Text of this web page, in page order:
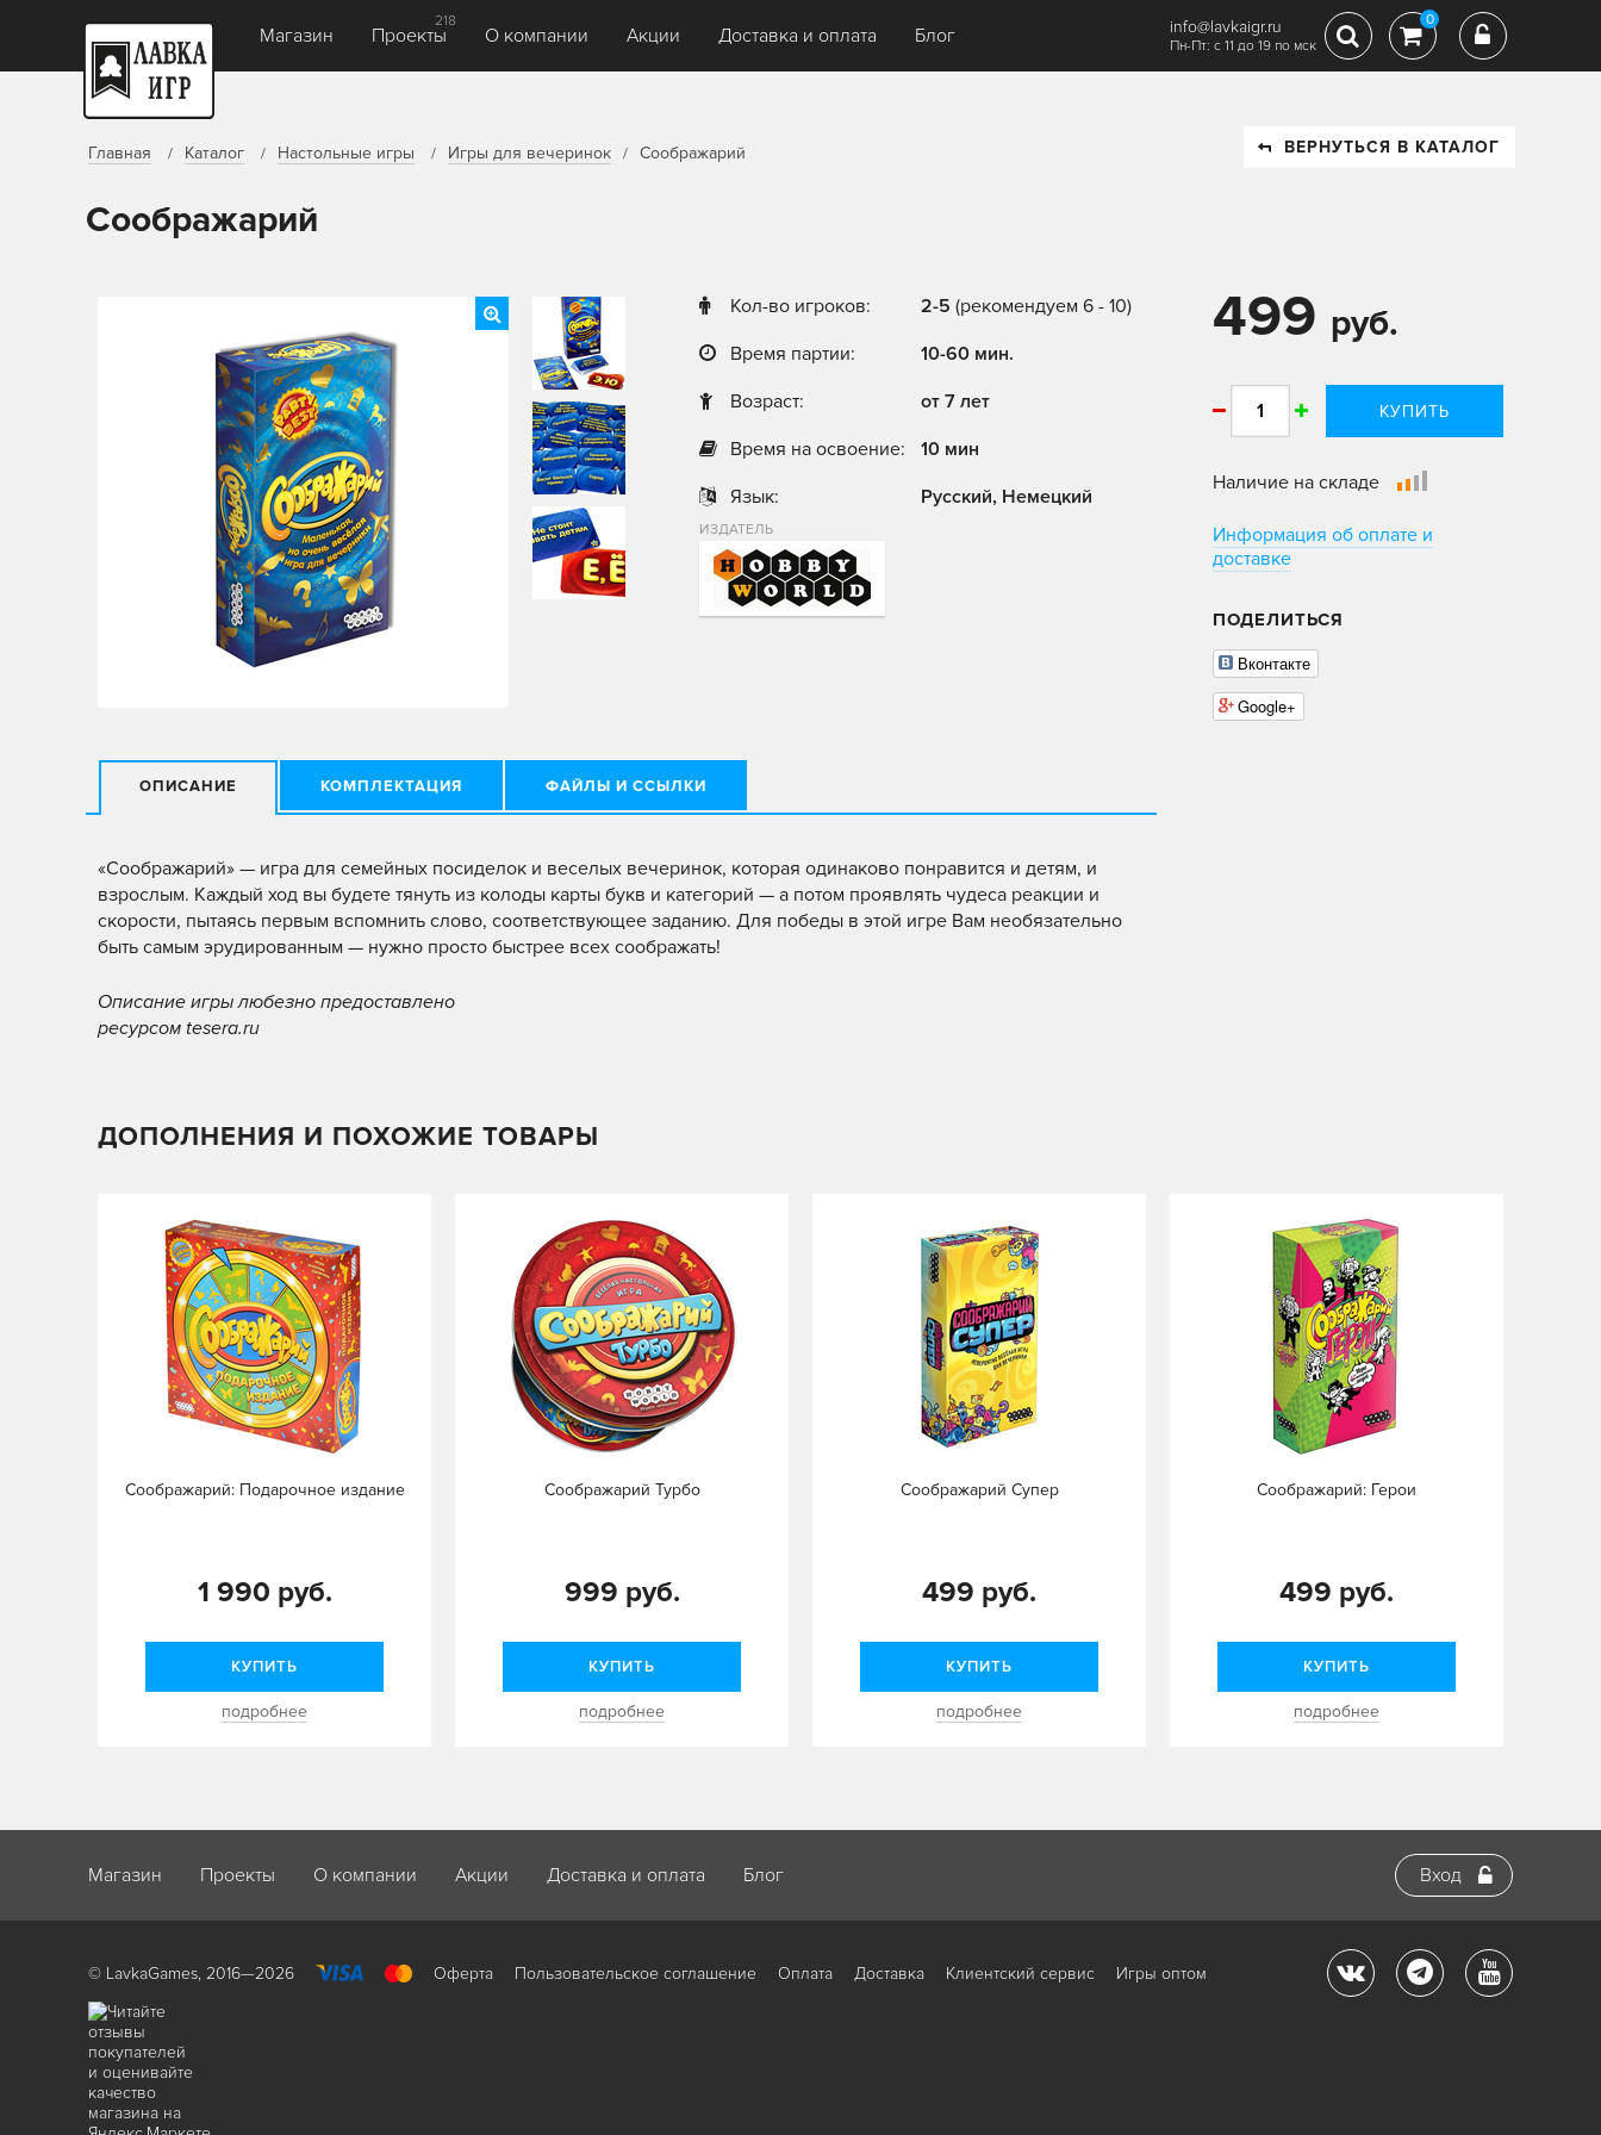
Магазин Проекты
218
О компании Акции Доставка и оплата Блог info@lavkaigr.ru
Пн-Пт: с 11 до 19 по мск
0
Главная Каталог Настольные игры Игры для вечеринок Соображарий ВЕРНУТЬСЯ В КАТАЛОГ
Соображарий
Кол-во игроков: 2-5 (рекомендуем 6 - 10)
Время партии:
10-60 мин.
Возраст:
от 7 лет
Время на освоение:
10 мин
Язык:
Русский, Немецкий
ИЗДАТЕЛЬ
ОПИСАНИЕ КОМПЛЕКТАЦИЯ ФАЙЛЫ И ССЫЛКИ
«Соображарий» — игра для семейных посиделок и веселых вечеринок, которая одинаково понравится и детям, и
взрослым. Каждый ход вы будете тянуть из колоды карты букв и категорий — а потом проявлять чудеса реакции и
скорости, пытаясь первым вспомнить слово, соответствующее заданию. Для победы в этой игре Вам необязательно
быть самым эрудированным — нужно просто быстрее всех соображать!
Описание игры любезно предоставлено
ресурсом tesera.ru
499 руб.
КУПИТЬ
Наличие на складе
Информация об оплате и
доставке
ПОДЕЛИТЬСЯ
Вконтакте
Google+
ДОПОЛНЕНИЯ И ПОХОЖИЕ ТОВАРЫ
Соображарий: Подарочное издание
1 990 руб.
КУПИТЬ
подробнее
Соображарий Турбо
999 руб.
КУПИТЬ
подробнее
Соображарий Супер
499 руб.
КУПИТЬ
подробнее
Соображарий: Герои
499 руб.
КУПИТЬ
подробнее
Магазин Проекты О компании Акции Доставка и оплата Блог Вход
© LavkaGames, 2016—2026 Оферта Пользовательское соглашение Оплата Доставка Клиентский сервис Игры оптом